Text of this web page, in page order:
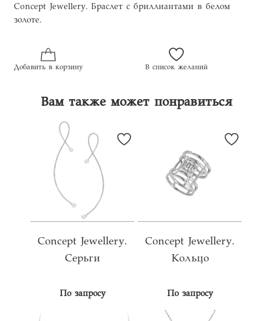
Concept Jewellery. Браслет с бриллиантами в белом
золоте.
Добавить в корзину В список желаний
Вам также может понравиться
Concept Jewellery.
Серьги
По запросу
Concept Jewellery.
Кольцо
По запросу